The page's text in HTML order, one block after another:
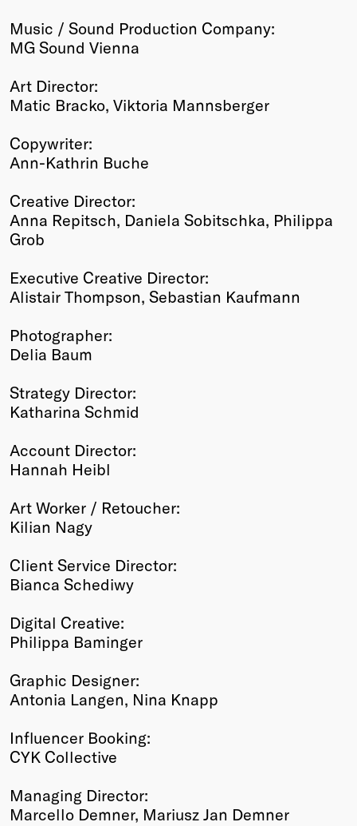
Music / Sound Production Company:
MG Sound Vienna
Art Director:
Matic Bracko, Viktoria Mannsberger
Copywriter:
Ann-Kathrin Buche
Creative Director:
Anna Repitsch, Daniela Sobitschka, Philippa
Grob
Executive Creative Director:
Alistair Thompson, Sebastian Kaufmann
Photographer:
Delia Baum
Strategy Director:
Katharina Schmid
Account Director:
Hannah Heibl
Art Worker / Retoucher:
Kilian Nagy
Client Service Director:
Bianca Schediwy
Digital Creative:
Philippa Baminger
Graphic Designer:
Antonia Langen, Nina Knapp
Influencer Booking:
CYK Collective
Managing Director:
Marcello Demner, Mariusz Jan Demner